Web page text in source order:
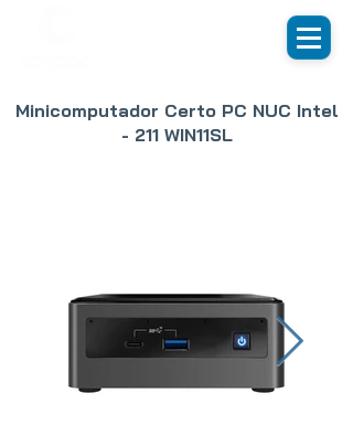
Minicomputador Certo PC NUC Intel
- 211 WIN11SL